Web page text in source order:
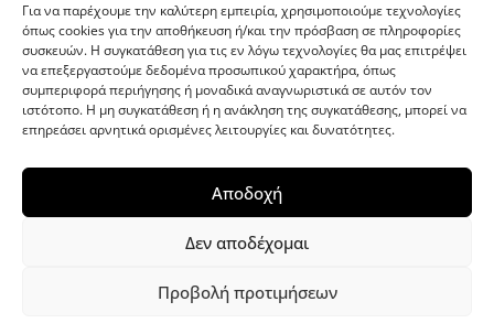
Για να παρέχουμε την καλύτερη εμπειρία, χρησιμοποιούμε τεχνολογίες
όπως cookies για την αποθήκευση ή/και την πρόσβαση σε πληροφορίες
συσκευών. Η συγκατάθεση για τις εν λόγω τεχνολογίες θα μας επιτρέψει
να επεξεργαστούμε δεδομένα προσωπικού χαρακτήρα, όπως
συμπεριφορά περιήγησης ή μοναδικά αναγνωριστικά σε αυτόν τον
ιστότοπο. Η μη συγκατάθεση ή η ανάκληση της συγκατάθεσης, μπορεί να
επηρεάσει αρνητικά ορισμένες λειτουργίες και δυνατότητες.
Αποδοχή
Δεν αποδέχομαι
Προβολή προτιμήσεων
G-point.gr